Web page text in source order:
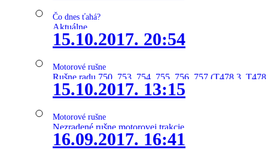
Čo dnes ťahá?
Aktuálne
15.10.2017. 20:54
Motorové rušne
Rušne radu 750, 753, 754, 755, 756, 757 (T478.3,
15.10.2017. 13:15
Motorové rušne
Nezradené rušne motorovej trakcie
16.09.2017. 16:41